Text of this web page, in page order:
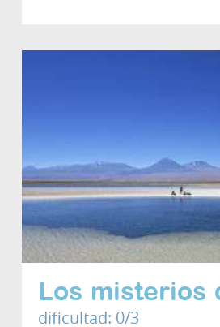
Los misterios
dificultad: 0/3